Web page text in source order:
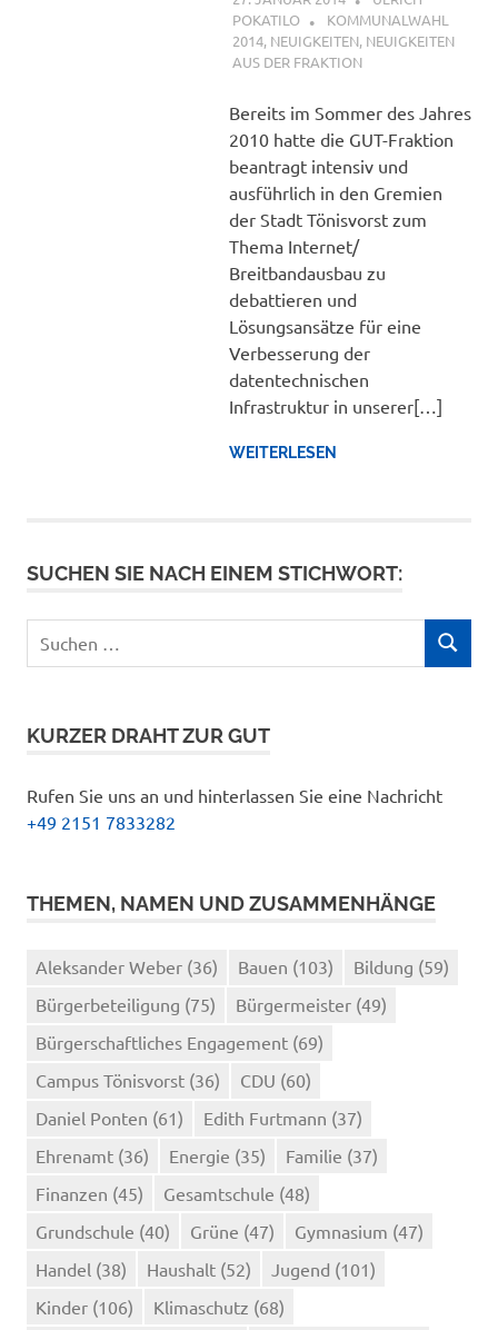
POKATILO
KOMMUNALWAHL
2014, NEUIGKEITEN, NEUIGKEITEN
AUS DER FRAKTION
Bereits im Sommer des Jahres
2010 hatte die GUT-Fraktion
beantragt intensiv und
ausführlich in den Gremien
der Stadt Tönisvorst zum
Thema Internet/
Breitbandausbau zu
debattieren und
Lösungsansätze für eine
Verbesserung der
datentechnischen
Infrastruktur in unserer[…]
WEITERLESEN
SUCHEN SIE NACH EINEM STICHWORT:
nach:
SUCHEN
KURZER DRAHT ZUR GUT
Rufen Sie uns an und hinterlassen Sie eine Nachricht
+49 2151 7833282
THEMEN, NAMEN UND ZUSAMMENHÄNGE
Aleksander Weber (36) Bauen (103) Bildung (59)
Bürgerbeteiligung (75) Bürgermeister (49)
Bürgerschaftliches Engagement (69)
Campus Tönisvorst (36) CDU (60)
Daniel Ponten (61) Edith Furtmann (37)
Ehrenamt (36) Energie (35) Familie (37)
Finanzen (45) Gesamtschule (48)
Grundschule (40) Grüne (47) Gymnasium (47)
Handel (38) Haushalt (52) Jugend (101)
Kinder (106) Klimaschutz (68)